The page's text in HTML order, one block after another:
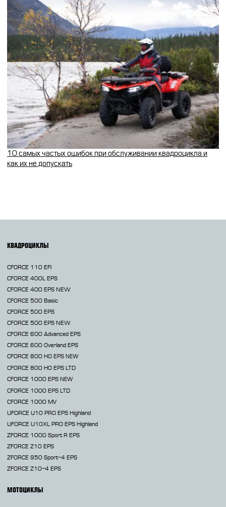
10 самых частых ошибок при обслуживании квадроцикла и
как их не допускать
КВАДРОЦИКЛЫ
CFORCE 110 EFI
CFORCE 400L EPS
CFORCE 400 EPS NEW
CFORCE 500 Basic
CFORCE 500 EPS
CFORCE 500 EPS NEW
CFORCE 600 Advanced EPS
CFORCE 600 Overland EPS
CFORCE 800 HO EPS NEW
CFORCE 800 HO EPS LTD
CFORCE 1000 EPS NEW
CFORCE 1000 EPS LTD
CFORCE 1000 MV
UFORCE U10 PRO EPS Highland
UFORCE U10XL PRO EPS Highland
ZFORCE 1000 Sport R EPS
ZFORCE Z10 EPS
ZFORCE 950 Sport-4 EPS
ZFORCE Z10-4 EPS
МОТОЦИКЛЫ